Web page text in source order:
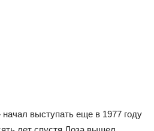
выступать еще в 1977 году